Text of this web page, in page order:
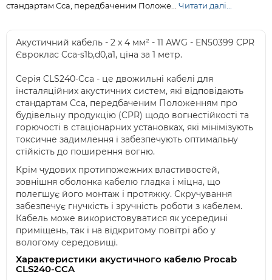
стандартам Cca, передбаченим Положе... Читати далі...
Акустичний кабель - 2 x 4 мм² - 11 AWG - EN50399 CPR
Євроклас Cca-s1b,d0,a1, ціна за 1 метр.
Серія CLS240-Cca - це двожильні кабелі для
інсталяційних акустичних систем, які відповідають
стандартам Cca, передбаченим Положенням про
будівельну продукцію (CPR) щодо вогнестійкості та
горючості в стаціонарних установках, які мінімізують
токсичне задимлення і забезпечують оптимальну
стійкість до поширення вогню.
Крім чудових протипожежних властивостей,
зовнішня оболонка кабелю гладка і міцна, що
полегшує його монтаж і протяжку. Скручування
забезпечує гнучкість і зручність роботи з кабелем.
Кабель може використовуватися як усередині
приміщень, так і на відкритому повітрі або у
вологому середовищі.
Характеристики акустичного кабелю Procab
CLS240-CCA